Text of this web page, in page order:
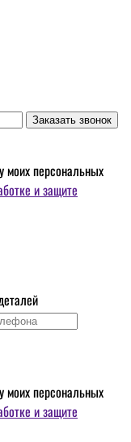
Заказать звонок
моих персональных
и защите
моих персональных
и защите